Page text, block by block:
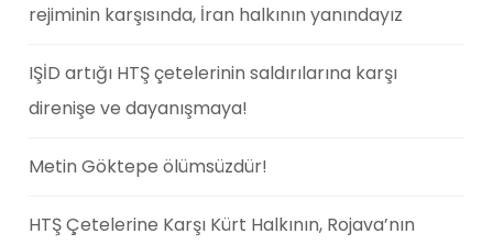
rejiminin karşısında, İran halkının yanındayız
IŞİD artığı HTŞ çetelerinin saldırılarına karşı
direnişe ve dayanışmaya!
Metin Göktepe ölümsüzdür!
HTŞ Çetelerine Karşı Kürt Halkının, Rojava’nın